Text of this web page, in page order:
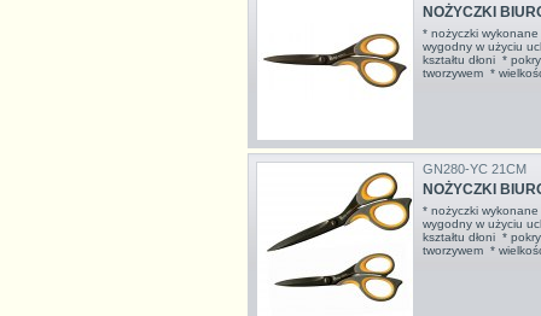
NOŻYCZKI
* nożyczki
wygodny w użyciu
kształtu dłoni *
tworzywem *
GN280-YC 21CM
NOŻYCZKI
* nożyczki
wygodny w użyciu
kształtu dłoni *
tworzywem *